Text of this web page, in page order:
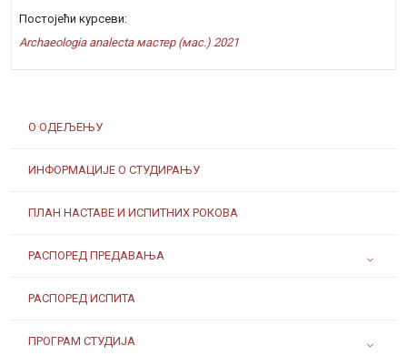
О ОДЕЉЕЊУ
ИНФОРМАЦИЈЕ О СТУДИРАЊУ
ПЛАН НАСТАВЕ И ИСПИТНИХ РОКОВА
РАСПОРЕД ПРЕДАВАЊА
РАСПОРЕД ИСПИТА
ПРОГРАМ СТУДИЈА
Постојећи курсеви:
Archaeologia analecta мастер (мас.) 2021